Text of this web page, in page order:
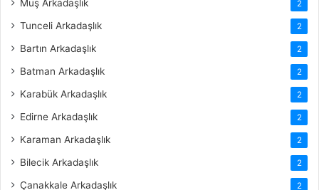
Muş Arkadaşlık 2
Tunceli Arkadaşlık 2
Bartın Arkadaşlık 2
Batman Arkadaşlık 2
Karabük Arkadaşlık 2
Edirne Arkadaşlık 2
Karaman Arkadaşlık 2
Bilecik Arkadaşlık 2
Çanakkale Arkadaşlık 2